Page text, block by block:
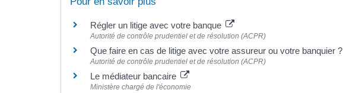
Régler un litige avec votre banque
Autorité de contrôle prudentiel et de résolution (ACPR)
Que faire en cas de litige avec votre assureur ou votre banquier ?
Autorité de contrôle prudentiel et de résolution (ACPR)
Le médiateur bancaire
Ministère chargé de l'économie